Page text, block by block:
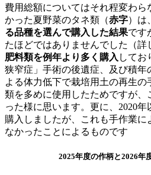
費用総額についてはそれ程変わ
かった夏野菜のタネ類（赤字）は
る品種を選んで購入した結果です
たほどではありませんでした（詳
肥料類を例年より多く購入 してお
狭窄症」手術の後遺症、及び積年
よる体力低下で栽培用土の再生
類を多めに使用したためですが
った様に思います。更に、2020
購入しましたが、これも手作業に
なかったことによるものです
2025年度の作柄と2026年